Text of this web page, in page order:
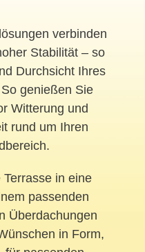
verbinden
Stabilität – so
Durchsicht Ihres
genießen Sie
Witterung und
rund um Ihren
in eine
passenden
Überdachungen
in Form,